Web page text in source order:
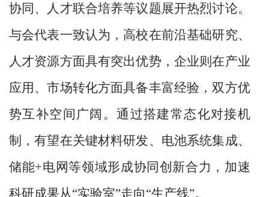
协同、人才联合培养等议题展开热烈讨论。
与会代表一致认为，高校在前沿基础研究、
人才资源方面具有突出优势，企业则在产业
应用、市场转化方面具备丰富经验，双方优
势互补空间广阔。通过搭建常态化对接机
制，有望在关键材料研发、电池系统集成、
储能+电网等领域形成协同创新合力，加速
科研成果从“实验室”走向“生产线”。